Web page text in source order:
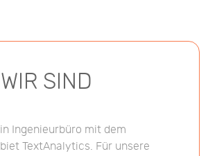
SIND
Ingenieurbüro mit dem
TextAnalytics. Für unsere